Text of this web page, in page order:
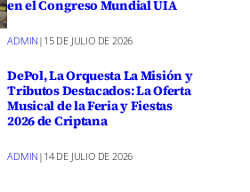
en el Congreso Mundial UIA
ADMIN | 15 DE JULIO DE 2026
DePol, La Orquesta La Misión y
Tributos Destacados: La Oferta
Musical de la Feria y Fiestas
2026 de Criptana
ADMIN | 14 DE JULIO DE 2026